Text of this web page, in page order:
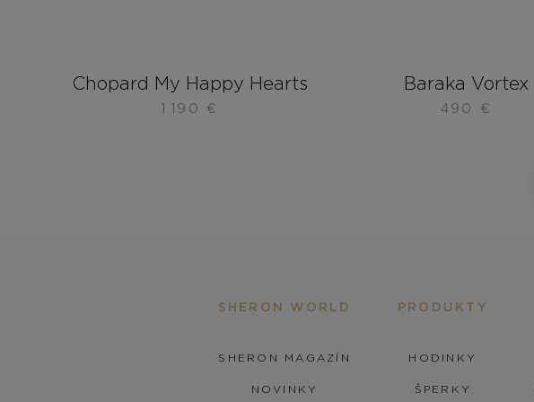
Chopard My Happy Hearts
1.190 €
Baraka Vortex
490 €
SHERON WORLD
SHERON MAGAZÍN
NOVINKY
PRODUKTY
HODINKY
ŠPERKY